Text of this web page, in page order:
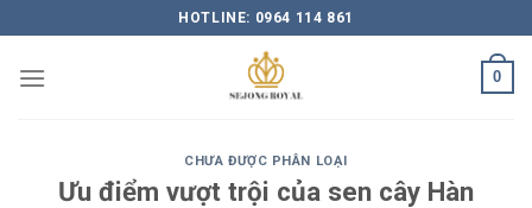
content
HOTLINE: 0964 114 861
0
CHƯA ĐƯỢC PHÂN LOẠI
Ưu điểm vượt trội của sen cây Hàn